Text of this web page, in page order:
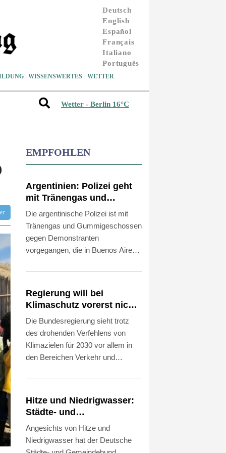
Deutsch
English
Español
Français
Italiano
Português
WISSENSWERTES WETTER
Wetter - Berlin 16°C
EMPFOHLEN
Argentinien: Polizei geht
mit Tränengas und
Gummigeschossen gegen
Proteste vor
Die argentinische Polizei ist mit
Tränengas und Gummigeschossen
gegen Demonstranten
vorgegangen, die in Buenos Aires
Gesetzentwurf zur Stärkung von
Demonstration fand am
Donnerstag vor dem Sitz des
Senats in der Hauptstadt statt und
startete zunächst friedlich. Mit
Einbruch der Nacht brachen laut
dem Bericht eines
Auseinandersetzungen zwischen
Polizei und Teilnehmern aus. Die
angegriffen worden.
Regierung will bei
Klimaschutz vorerst nicht
nachsteuern - Kritik der
Grünen
Die Bundesregierung sieht trotz
des drohenden Verfehlens von
Klimazielen für 2030 vor allem in
den Bereichen Verkehr und
die von ihr vorgesehenen
nachzuschärfen. Das geht aus
einer Antwort auf eine Anfrage der
Grünen hervor, die der
Nachrichtenagentur AFP am
Hitze und Niedrigwasser:
Städte- und
Gemeindebund fordert
"nationalen Kraftakt"
Angesichts von Hitze und
Niedrigwasser hat der Deutsche